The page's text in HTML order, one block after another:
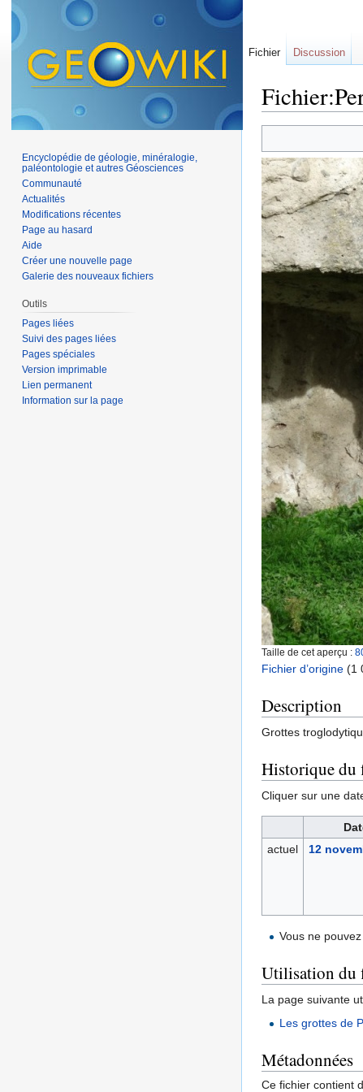
Taille de cet aperçu :
Fichier d’origine (1
Description
Grottes
Historique du
Cliquer sur une
actuel
12
Vous ne
Utilisation du
La page suivante
Les grottes de
Métadonnées
Ce fichier contient
Fichier Discussion
Encyclopédie de géologie, minéralogie,
paléontologie et autres Géosciences
Communauté
Actualités
Modifications récentes
Page au hasard
Aide
Créer une nouvelle page
Galerie des nouveaux fichiers
Outils
Pages liées
Suivi des pages liées
Pages spéciales
Version imprimable
Lien permanent
Information sur la page